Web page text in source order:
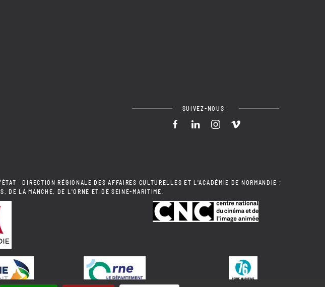
SUIVEZ-NOUS :
: DIRECTION RÉGIONALE DES AFFAIRES CULTURELLES ET L'ACADÉMIE DE NORMANDIE ;
DE LA MANCHE, DE L'ORNE ET DE SEINE-MARITIME.